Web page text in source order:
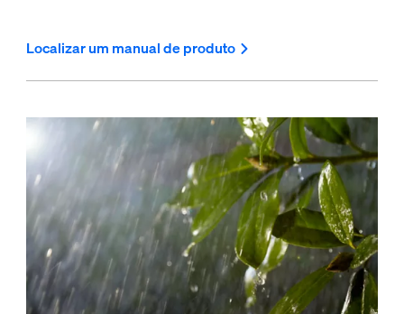
Localizar um manual de produto